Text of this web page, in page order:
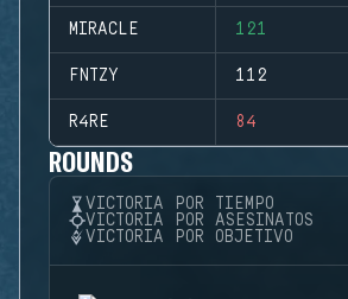
MIRACLE 121
FNTZY 112
R4RE 84
ROUNDS
VICTORIA POR TIEMPO
VICTORIA POR ASESINATOS
VICTORIA POR OBJETIVO